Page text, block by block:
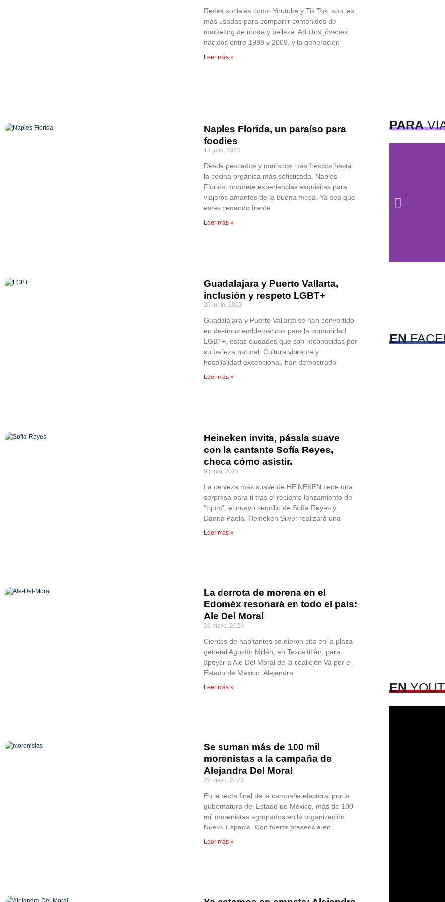
Redes sociales como Youtube y Tik Tok, son las
más usadas para compartir contenidos de
marketing de moda y belleza. Adultos jóvenes
nacidos entre 1998 y 2009, y la generación
Leer más »
Naples Florida, un paraíso para
foodies
12 julio, 2023
Desde pescados y mariscos más frescos hasta
la cocina orgánica más sofisticada, Naples
Florida, promete experiencias exquisitas para
viajeros amantes de la buena mesa. Ya sea que
estés cenando frente
Leer más »
Guadalajara y Puerto Vallarta,
inclusión y respeto LGBT+
20 junio, 2023
Guadalajara y Puerto Vallarta se han convertido
en destinos emblemáticos para la comunidad
LGBT+, estas ciudades que son reconocidas por
su belleza natural. Cultura vibrante y
hospitalidad excepcional, han demostrado
Leer más »
Heineken invita, pásala suave
con la cantante Sofía Reyes,
checa cómo asistir.
9 junio, 2023
La cerveza más suave de HEINEKEN tiene una
sorpresa para ti tras el reciente lanzamiento de
“tqum”, el nuevo sencillo de Sofía Reyes y
Danna Paola. Heineken Silver realizará una
Leer más »
La derrota de morena en el
Edoméx resonará en todo el país:
Ale Del Moral
26 mayo, 2023
Cientos de habitantes se dieron cita en la plaza
general Agustín Millán, en Texcaltitlán, para
apoyar a Ale Del Moral de la coalición Va por el
Estado de México. Alejandra
Leer más »
Se suman más de 100 mil
morenistas a la campaña de
Alejandra Del Moral
22 mayo, 2023
En la recta final de la campaña electoral por la
gubernatura del Estado de México, más de 100
mil morenistas agrupados en la organización
Nuevo Espacio. Con fuerte presencia en
Leer más »
PARA
EN
EN